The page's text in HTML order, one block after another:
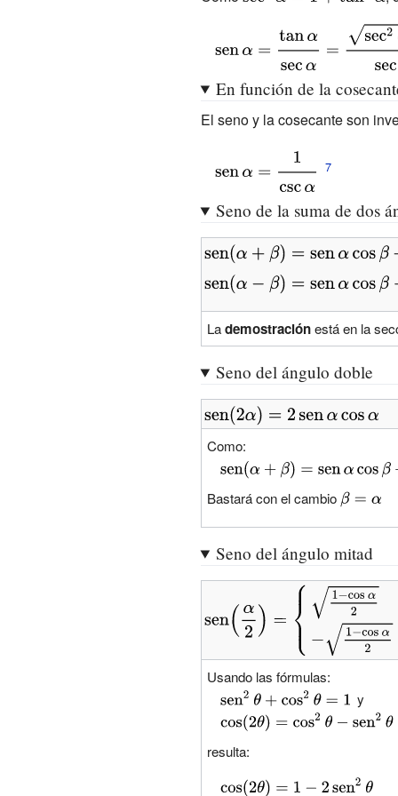
\alpha }{\sec
\alpha }}}^{2}\alpha
=1+\tan
^{2}\alpha }
{\displaystyle
\operatorname
{sen} \alpha =
{\cfrac {\tan
\alpha }{\sec
{\cfrac {\sqrt
^{2}\alpha -1}}
{\sec \alpha }}}
En función de la
El seno y la cosecante son
{\displaystyle
\operatorname
{sen} \alpha =
\alpha }}}
Seno de la suma de dos
{\displaystyle
\operatorname {sen}
\left(\alpha +\beta
\right)=\operatorname
{sen} \alpha \cos
\beta +\cos \alpha
\beta }
{\displaystyle
\operatorname {sen}
\left(\alpha -\beta
\right)=\operatorname
{sen} \alpha \cos
\beta -\cos \alpha
\operatorname {sen}
\beta }
Lademostraciónestá en la
Seno del ángulo doble
{\displaystyle
\operatorname {sen}
\left(2\alpha
\right)=2\operatorname
{sen} \alpha \cos
\alpha }
Como:
{\displaystyle
\operatorname {sen}
{sen} \alpha \cos
\beta +\cos \alpha
\operatorname {sen}
\beta }
Bastará con el cambio
Seno del ángulo mitad
\operatorname
{sen}
\left({\frac
{\alpha }
{2}}\right)=
{\begin{cases}
{\sqrt {\frac {1-
\cos \alpha }
Usando las fórmulas:
{\displaystyle
\operatorname
{sen}
+\cos
y
{\displaystyle
\cos
\right)=\cos
resulta:
{\displaystyle